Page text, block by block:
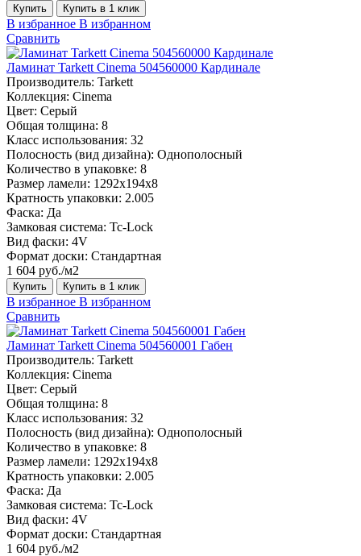
Купить Купить в 1 клик
В избранное В избранном
Сравнить
Ламинат Tarkett Cinema 504560000 Кардинале
Производитель: Tarkett
Коллекция: Cinema
Цвет: Серый
Общая толщина: 8
Класс использования: 32
Полосность (вид дизайна): Однополосный
Количество в упаковке: 8
Размер ламели: 1292х194х8
Кратность упаковки: 2.005
Фаска: Да
Замковая система: Tc-Lock
Вид фаски: 4V
Формат доски: Стандартная
1 604 руб./м2
Купить Купить в 1 клик
В избранное В избранном
Сравнить
Ламинат Tarkett Cinema 504560001 Габен
Производитель: Tarkett
Коллекция: Cinema
Цвет: Серый
Общая толщина: 8
Класс использования: 32
Полосность (вид дизайна): Однополосный
Количество в упаковке: 8
Размер ламели: 1292х194х8
Кратность упаковки: 2.005
Фаска: Да
Замковая система: Tc-Lock
Вид фаски: 4V
Формат доски: Стандартная
1 604 руб./м2